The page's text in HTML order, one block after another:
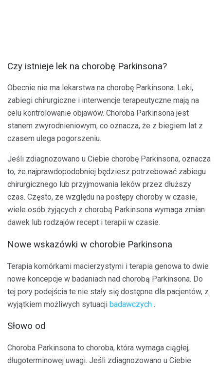
Czy istnieje lek na chorobę Parkinsona?
Obecnie nie ma lekarstwa na chorobę Parkinsona. Leki,
zabiegi chirurgiczne i interwencje terapeutyczne mają na
celu kontrolowanie objawów. Choroba Parkinsona jest
stanem zwyrodnieniowym, co oznacza, że ​​z biegiem lat z
czasem ulega pogorszeniu.
Jeśli zdiagnozowano u Ciebie chorobę Parkinsona, oznacza
to, że najprawdopodobniej będziesz potrzebować zabiegu
chirurgicznego lub przyjmowania leków przez dłuższy
czas. Często, ze względu na postępy choroby w czasie,
wiele osób żyjących z chorobą Parkinsona wymaga zmian
dawek lub rodzajów recept i terapii w czasie.
Nowe wskazówki w chorobie Parkinsona
Terapia komórkami macierzystymi i terapia genowa to dwie
nowe koncepcje w badaniach nad chorobą Parkinsona. Do
tej pory podejścia te nie stały się dostępne dla pacjentów, z
wyjątkiem możliwych sytuacji badawczych .
Słowo od
Choroba Parkinsona to choroba, która wymaga ciągłej,
długoterminowej uwagi. Jeśli zdiagnozowano u Ciebie